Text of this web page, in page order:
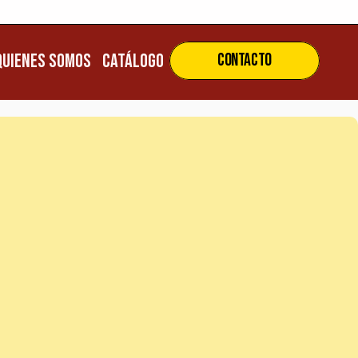
Somos
Somos
CATÁLOGO
CATÁLOGO
Contacto